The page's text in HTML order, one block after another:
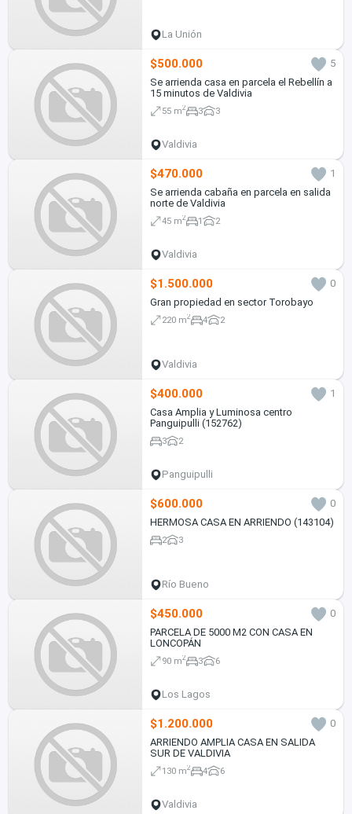
La Unión
$500.000
5
Se arrienda casa en parcela el Rebellín a
15 minutos de Valdivia
55 m2 3 3
Valdivia
$470.000
1
Se arrienda cabaña en parcela en salida
norte de Valdivia
45 m2 1 2
Valdivia
$1.500.000
0
Gran propiedad en sector Torobayo
220 m2 4 2
Valdivia
$400.000
1
Casa Amplia y Luminosa centro
Panguipulli (152762)
3 2
Panguipulli
$600.000
0
HERMOSA CASA EN ARRIENDO (143104)
2 3
Río Bueno
$450.000
0
PARCELA DE 5000 M2 CON CASA EN
LONCOPÁN
90 m2 3 6
Los Lagos
$1.200.000
0
ARRIENDO AMPLIA CASA EN SALIDA
SUR DE VALDIVIA
130 m2 4 6
Valdivia